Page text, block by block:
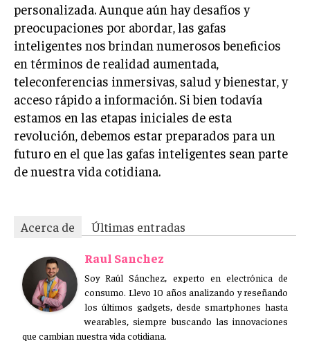
personalizada. Aunque aún hay desafíos y
preocupaciones por abordar, las gafas
inteligentes nos brindan numerosos beneficios
en términos de realidad aumentada,
teleconferencias inmersivas, salud y bienestar, y
acceso rápido a información. Si bien todavía
estamos en las etapas iniciales de esta
revolución, debemos estar preparados para un
futuro en el que las gafas inteligentes sean parte
de nuestra vida cotidiana.
Acerca de
Últimas entradas
Raul Sanchez
Soy Raúl Sánchez, experto en electrónica de
consumo. Llevo 10 años analizando y reseñando
los últimos gadgets, desde smartphones hasta
wearables, siempre buscando las innovaciones
que cambian nuestra vida cotidiana.